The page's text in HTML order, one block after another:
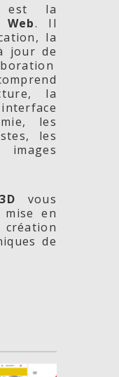
la
Web. Il
la
jour de
la
les
les
vous
mise en
création
de